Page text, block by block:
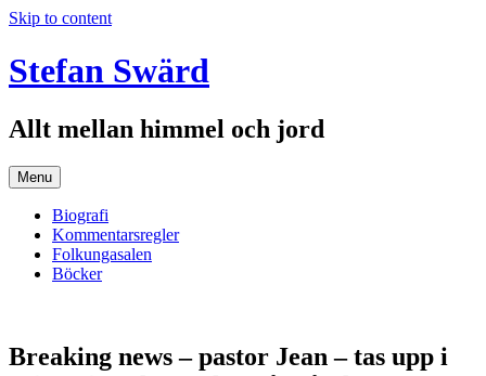
Skip to content
Stefan Swärd
Allt mellan himmel och jord
Menu
Biografi
Kommentarsregler
Folkungasalen
Böcker
Breaking news – pastor Jean – tas upp i